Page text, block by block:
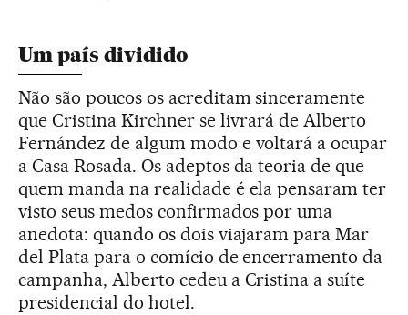
Um país dividido
Não são poucos os acreditam sinceramente
que Cristina Kirchner se livrará de Alberto
Fernández de algum modo e voltará a ocupar
a Casa Rosada. Os adeptos da teoria de que
quem manda na realidade é ela pensaram ter
visto seus medos confirmados por uma
anedota: quando os dois viajaram para Mar
del Plata para o comício de encerramento da
campanha, Alberto cedeu a Cristina a suíte
presidencial do hotel.